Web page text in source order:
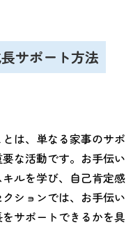
サポート方法
は、単なる家事のサポ
な活動です。お手伝い
ルを学び、自己肯定感
ションでは、お手伝い
サポートできるかを具